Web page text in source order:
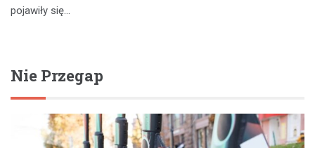
pojawiły się…
Nie Przegap